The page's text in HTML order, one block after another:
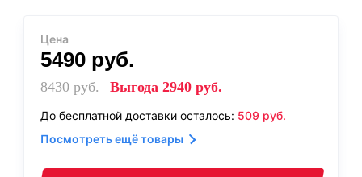
Цена
5490 руб.
8430руб. Выгода 2940 руб.
До бесплатной доставки осталось: 509 руб.
Посмотреть ещё товары